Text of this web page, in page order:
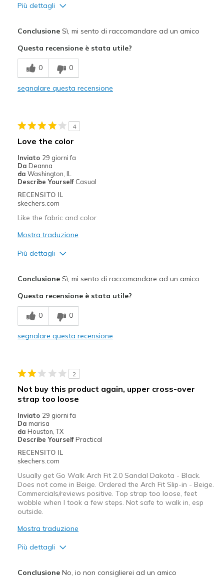
Più dettagli
Migliori Utilizzi:
Going Out
Travel
Sizing
View On Shoes
ConclusioneSì, mi sento di raccomandare ad un amico
Questa recensione è stata utile?
0 0
segnalare questa recensione
4
Love the color
Inviato 29 giorni fa
Da Deanna
da Washington, IL
Describe Yourself Casual
RECENSITO IL
skechers.com
Like the fabric and color
Mostra traduzione
Più dettagli
Durable
Stylish
Sizing
Feels true to size
ConclusioneSì, mi sento di raccomandare ad un amico
Questa recensione è stata utile?
0 0
segnalare questa recensione
2
Not buy this product again, upper cross-over
strap too loose
Inviato 29 giorni fa
Da marisa
da Houston, TX
Describe Yourself Practical
RECENSITO IL
skechers.com
Usually get Go Walk Arch Fit 2.0 Sandal Dakota - Black.
Does not come in Beige. Ordered the Arch Fit Slip-in - Beige.
Commercials/reviews positive. Top strap too loose, feet
wobble when I took a few steps. Not safe to walk in, esp
outside.
Mostra traduzione
Più dettagli
ConclusioneNo, io non consiglierei ad un amico